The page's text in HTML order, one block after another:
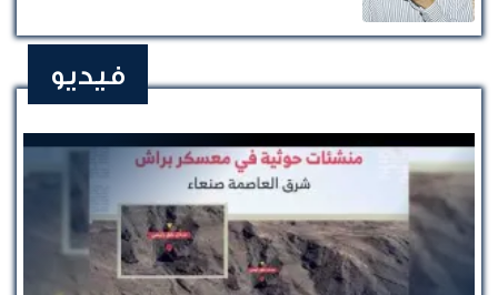
فيديو